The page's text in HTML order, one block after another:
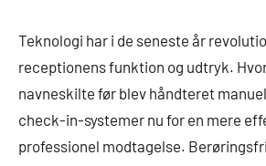
Teknologi har i de seneste år
receptionens funktion og udtryk.
navneskilte før blev håndteret
check-in-systemer nu for en mere
professionel modtagelse.